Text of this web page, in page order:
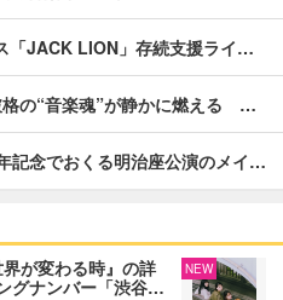
「JACK LION」存続支援ライ…
の“音楽魂”が静かに燃える …
記念でおくる明治座公演のメイ…
が変わる時』の詳
グナンバー「渋谷…
NEW